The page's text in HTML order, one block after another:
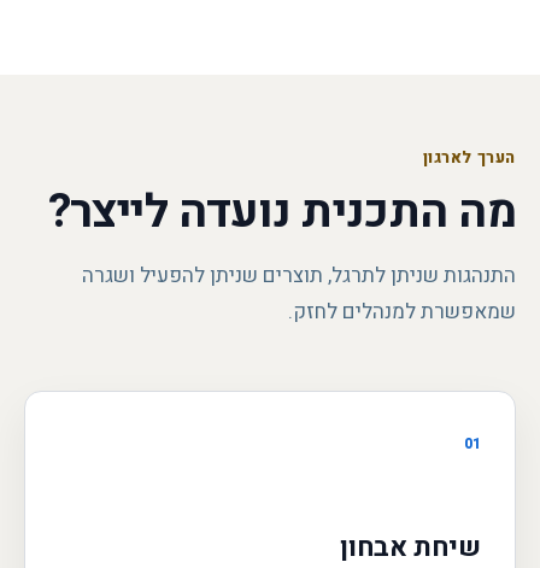
הערך לארגון
מה התכנית נועדה לייצר?
התנהגות שניתן לתרגל, תוצרים שניתן להפעיל ושגרה
שמאפשרת למנהלים לחזק.
01
שיחת אבחון